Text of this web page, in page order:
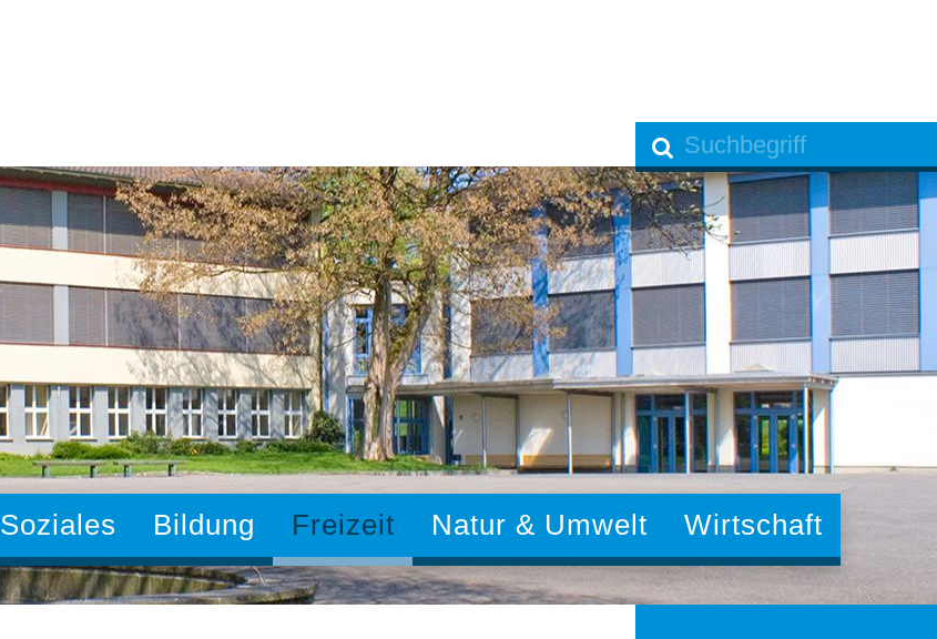
Soziales Bildung Freizeit Natur & Umwelt Wirtschaft